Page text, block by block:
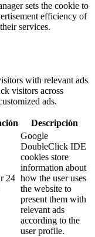
sets the cookie to
efficiency of
services.
with relevant ads
visitors across
ads.
Descripción
24
Google
DoubleClick IDE
cookies store
information about
how the user uses
the website to
present them with
relevant ads
according to the
user profile.